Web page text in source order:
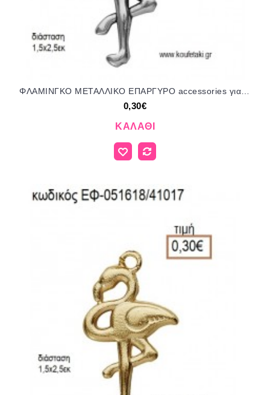
0,30€
ΚΑΛΆΘΙ